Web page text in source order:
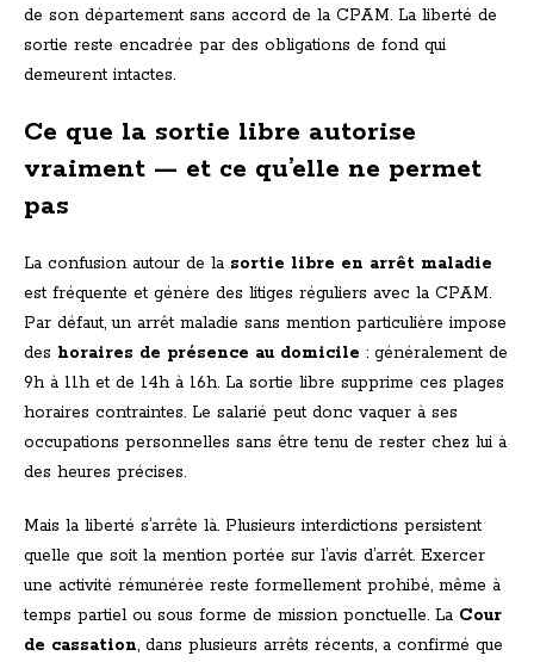
de son département sans accord de la CPAM. La liberté de
sortie reste encadrée par des obligations de fond qui
demeurent intactes.
Ce que la sortie libre autorise
vraiment — et ce qu’elle ne permet
pas
La confusion autour de la sortie libre en arrêt maladie
est fréquente et génère des litiges réguliers avec la CPAM.
Par défaut, un arrêt maladie sans mention particulière impose
des horaires de présence au domicile : généralement de
9h à 11h et de 14h à 16h. La sortie libre supprime ces plages
horaires contraintes. Le salarié peut donc vaquer à ses
occupations personnelles sans être tenu de rester chez lui à
des heures précises.
Mais la liberté s’arrête là. Plusieurs interdictions persistent
quelle que soit la mention portée sur l’avis d’arrêt. Exercer
une activité rémunérée reste formellement prohibé, même à
temps partiel ou sous forme de mission ponctuelle. La Cour
de cassation, dans plusieurs arrêts récents, a confirmé que